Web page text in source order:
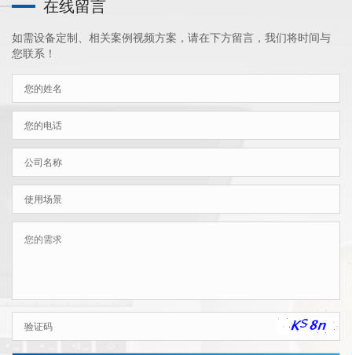
在线留言
如需设备定制、相关案例视频方案，请在下方留言，我们将时间与
您联系！